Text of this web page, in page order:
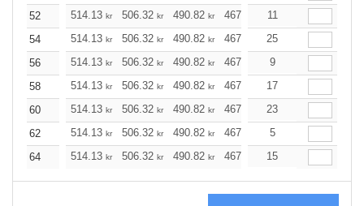
52
514.13 kr 506.32 kr 490.82 kr 467.41 443.99
11
54
514.13 kr 506.32 kr 490.82 kr 467.41 443.99
25
56
514.13 kr 506.32 kr 490.82 kr 467.41
9
58
514.13 kr 506.32 kr 490.82 kr 467.41 443.99
17
60
514.13 kr 506.32 kr 490.82 kr 467.41 443.99
23
62
514.13 kr 506.32 kr 490.82 kr 467.41
5
64
514.13 kr 506.32 kr 490.82 kr 467.41 443.99
15